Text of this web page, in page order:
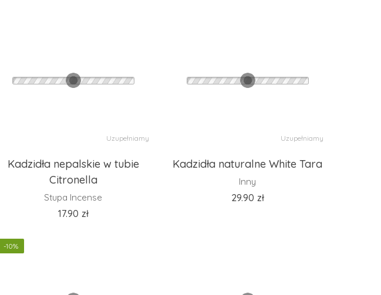
Uzupełniamy
Kadzidła nepalskie w tubie
Citronella
Stupa Incense
17.90 zł
Uzupełniamy
Kadzidła naturalne White Tara
Inny
29.90 zł
-10%